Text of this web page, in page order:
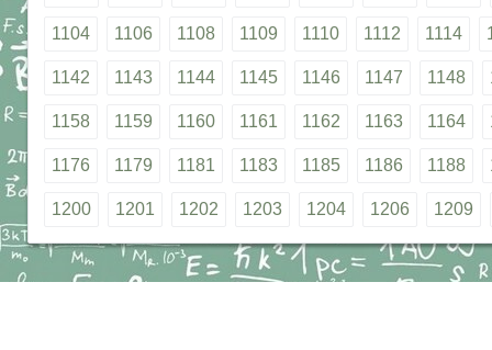
1104 1106 1108 1109 1110 1112 1114
1142 1143 1144 1145 1146 1147 1148
1158 1159 1160 1161 1162 1163 1164
1176 1179 1181 1183 1185 1186 1188
1200 1201 1202 1203 1204 1206 1209